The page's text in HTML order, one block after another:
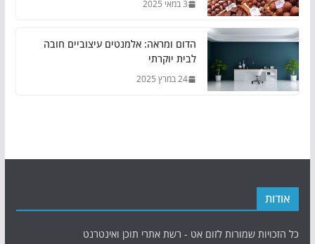
3 במאי 2025
הדום ומראה: אלמנטים עיצוביים חובה
לבית יוקרתי
24 במרץ 2025
אודות
כל הזכויות שמורות לזום אט - רשת אתרי תוכן ואינטרנט